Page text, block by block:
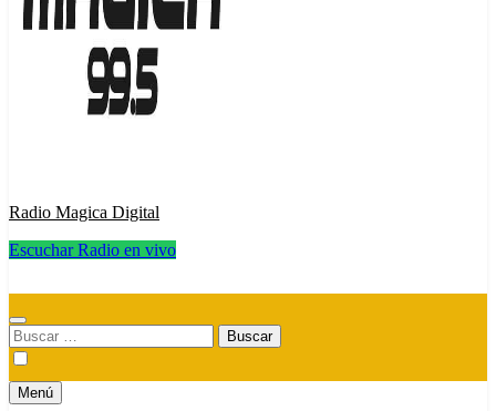
Radio Magica Digital
Escuchar Radio en vivo
Buscar:
Menú